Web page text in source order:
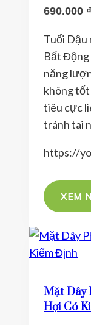
690.000 ₫
Tuổi Dậu
Bất Động
năng
không tốt
tiêu cực
tránh tai
https://
XEM
Mặt Dây
Hợi Có